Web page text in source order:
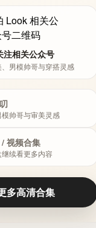
注相关公众号
男模帅哥与穿搭灵感
帅哥与审美灵感
视频合集
续看更多内容
多高清合集